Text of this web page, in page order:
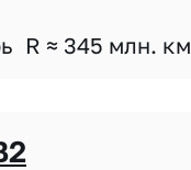
R ≈ 345 млн. км